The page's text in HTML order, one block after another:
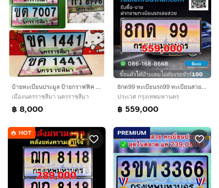
ป้ายทะเบียนประมูล ป้ายกราฟฟิค ป้ายทะเบียนรถ เลขสวย นครราชสีมา
เมืองนครราชสีมา นครราชสีมา
฿ 8,000
8กด99 ทะเบียนรถ99 ทะเบียนสวย99 ป้ายประมูล99​ ทะเบียนมงคล99​ หมวด8ร่ำรวยก้าวหน้า​ มั่งคั่งมั่นคง พร้อมจบคุยกันเจ้าของขายเองรับประกันชัวร์100
ประเวศ กรุงเทพมหานคร
฿ 559,000
HOT PREMIUM